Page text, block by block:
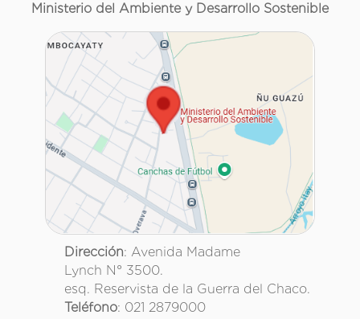
Ministerio del Ambiente y Desarrollo Sostenible
Dirección: Avenida Madame
Lynch N° 3500.
esq. Reservista de la Guerra del Chaco.
Teléfono: 021 2879000